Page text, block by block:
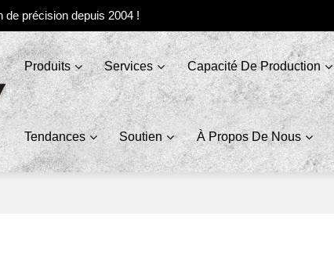
de précision depuis 2004 !
Produits Services Capacité De Production
Tendances Soutien À Propos De Nous